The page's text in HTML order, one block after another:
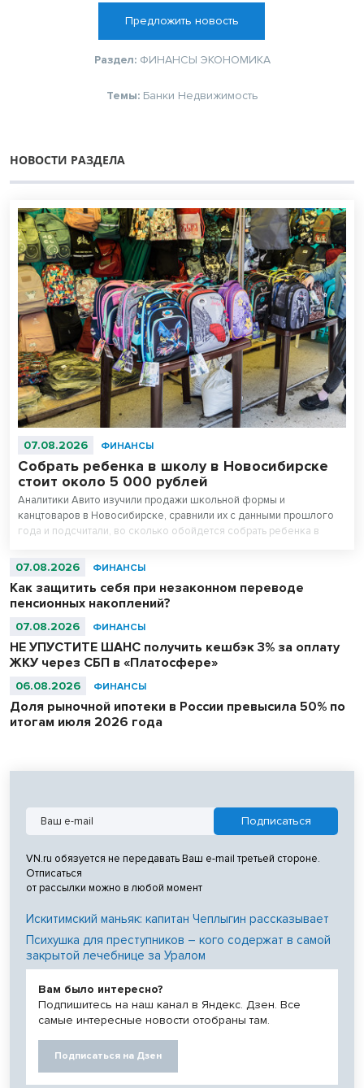
Предложить новость
Раздел: ФИНАНСЫ ЭКОНОМИКА
Темы: Банки Недвижимость
НОВОСТИ РАЗДЕЛА
07.08.2026 ФИНАНСЫ
Собрать ребенка в школу в Новосибирске
стоит около 5 000 рублей
Аналитики Авито изучили продажи школьной формы и
канцтоваров в Новосибирске, сравнили их с данными прошлого
года и подсчитали, во сколько обойдется собрать ребенка в
стоит на треть дешевле новой, а канцтовары — в два раза.
07.08.2026 ФИНАНСЫ
Как защитить себя при незаконном переводе
пенсионных накоплений?
07.08.2026 ФИНАНСЫ
НЕ УПУСТИТЕ ШАНС получить кешбэк 3% за оплату
ЖКУ через СБП в «Платосфере»
06.08.2026 ФИНАНСЫ
Доля рыночной ипотеки в России превысила 50% по
итогам июля 2026 года
VN.ru обязуется не передавать Ваш e-mail третьей стороне.
Отписаться
от рассылки можно в любой момент
Искитимский маньяк: капитан Чеплыгин рассказывает
Психушка для преступников – кого содержат в самой
закрытой лечебнице за Уралом
Вам было интересно?
Подпишитесь на наш канал в Яндекс. Дзен. Все
самые интересные новости отобраны там.
Подписаться на Дзен